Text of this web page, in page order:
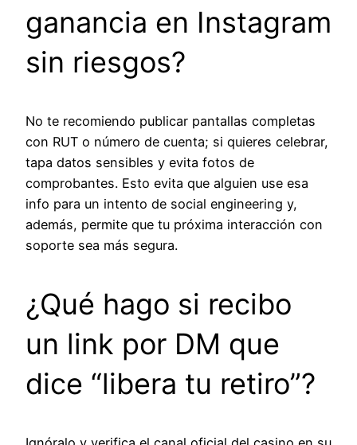
ganancia en Instagram
sin riesgos?
No te recomiendo publicar pantallas completas
con RUT o número de cuenta; si quieres celebrar,
tapa datos sensibles y evita fotos de
comprobantes. Esto evita que alguien use esa
info para un intento de social engineering y,
además, permite que tu próxima interacción con
soporte sea más segura.
¿Qué hago si recibo
un link por DM que
dice “libera tu retiro”?